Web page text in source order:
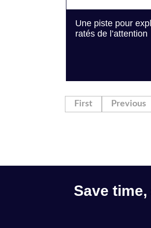
Une piste pour
ratés de l’attention
First Previous
Save